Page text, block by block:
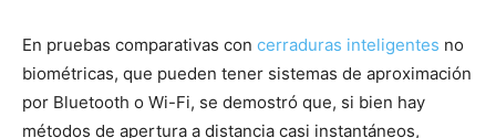
En pruebas comparativas con cerraduras inteligentes no
biométricas, que pueden tener sistemas de aproximación
por Bluetooth o Wi-Fi, se demostró que, si bien hay
métodos de apertura a distancia casi instantáneos,